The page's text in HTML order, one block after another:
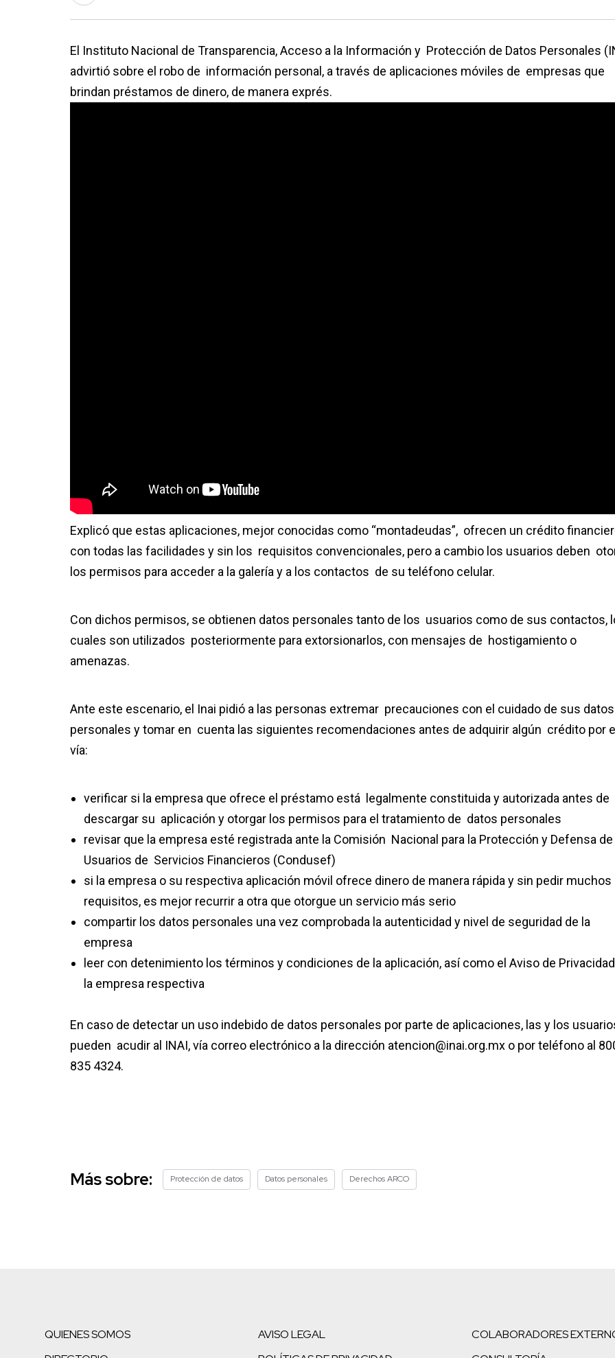
El Instituto Nacional de Transparencia, Acceso a la Información y Protección de Datos Personales
advirtió sobre el robo de información personal, a través de aplicaciones móviles de empresas que
brindan préstamos de dinero, de manera exprés.
Explicó que estas aplicaciones, mejor conocidas como “montadeudas”, ofrecen un crédito
con todas las facilidades y sin los requisitos convencionales, pero a cambio los usuarios deben
los permisos para acceder a la galería y a los contactos de su teléfono celular.
Con dichos permisos, se obtienen datos personales tanto de los usuarios como de sus contactos,
cuales son utilizados posteriormente para extorsionarlos, con mensajes de hostigamiento o
amenazas.
Ante este escenario, el Inai pidió a las personas extremar precauciones con el cuidado de sus datos
personales y tomar en cuenta las siguientes recomendaciones antes de adquirir algún crédito por
vía:
verificar si la empresa que ofrece el préstamo está legalmente constituida y autorizada antes de
descargar su aplicación y otorgar los permisos para el tratamiento de datos personales
revisar que la empresa esté registrada ante la Comisión Nacional para la Protección y Defensa
Usuarios de Servicios Financieros (Condusef)
si la empresa o su respectiva aplicación móvil ofrece dinero de manera rápida y sin pedir muchos
requisitos, es mejor recurrir a otra que otorgue un servicio más serio
compartir los datos personales una vez comprobada la autenticidad y nivel de seguridad de la
empresa
leer con detenimiento los términos y condiciones de la aplicación, así como el Aviso de
la empresa respectiva
En caso de detectar un uso indebido de datos personales por parte de aplicaciones, las y los
pueden acudir al INAI, vía correo electrónico a la dirección atencion@inai.org.mx o por teléfono al
835 4324.
Más sobre: Protección de datos Datos personales Derechos ARCO
QUIENES SOMOS
AVISO LEGAL
COLABORADORES